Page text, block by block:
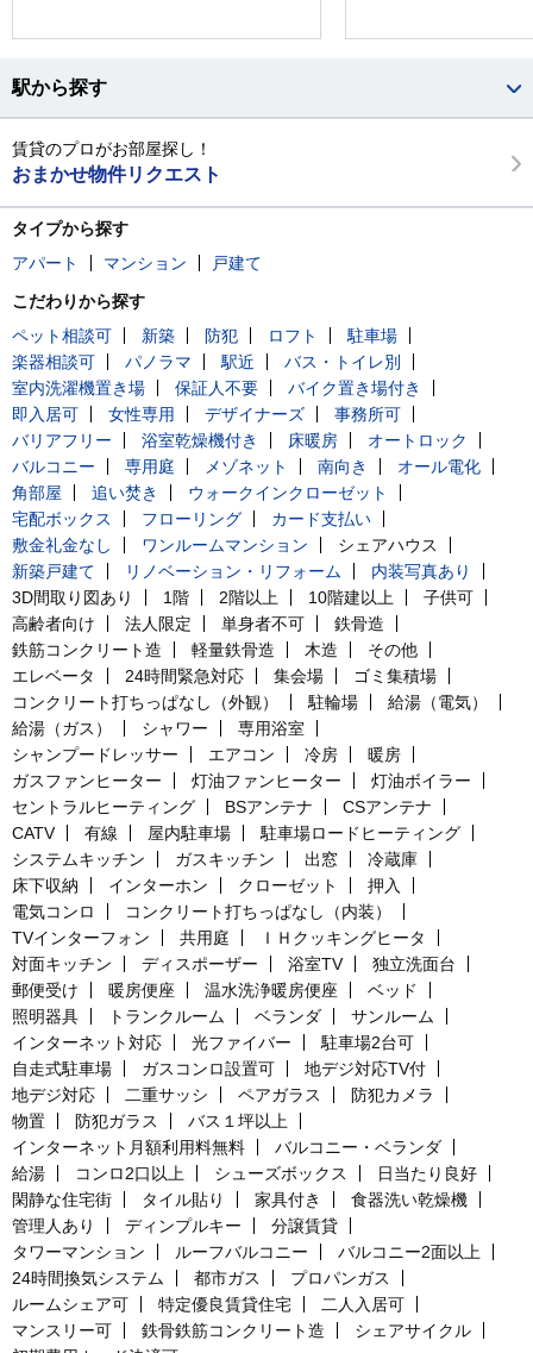
駅から探す
賃貸のプロがお部屋探し！
おまかせ物件リクエスト
タイプから探す
アパート
マンション
戸建て
こだわりから探す
ペット相談可
新築 防犯 ロフト
駐車場
楽器相談可
パノラマ 駅近
バス・トイレ別
室内洗濯機置き場
保証人不要
バイク置き場付き
即入居可
女性専用 デザイナーズ
事務所可
バリアフリー
浴室乾燥機付き 床暖房
オートロック
バルコニー
専用庭 メゾネット 南向き
オール電化
角部屋
追い焚き
ウォークインクローゼット
宅配ボックス
フローリング
カード支払い
敷金礼金なし
ワンルームマンション
シェアハウス
新築戸建て
リノベーション・リフォーム
内装写真あり
3D間取り図あり
1階 2階以上 10階建以上
子供可
高齢者向け
法人限定 単身者不可
鉄骨造
鉄筋コンクリート造
軽量鉄骨造 木造
その他
エレベータ
24時間緊急対応 集会場
ゴミ集積場
コンクリート打ちっぱなし（外観）
駐輪場
給湯（電気）
給湯（ガス）
シャワー
専用浴室
シャンプードレッサー
エアコン 冷房
暖房
ガスファンヒーター
灯油ファンヒーター
灯油ボイラー
セントラルヒーティング
BSアンテナ
CSアンテナ
CATV
有線 屋内駐車場
駐車場ロードヒーティング
システムキッチン
ガスキッチン 出窓
冷蔵庫
床下収納
インターホン クローゼット
押入
電気コンロ
コンクリート打ちっぱなし（内装）
TVインターフォン
共用庭
ＩＨクッキングヒータ
対面キッチン
ディスポーザー 浴室TV
独立洗面台
郵便受け
暖房便座 温水洗浄暖房便座
ベッド
照明器具
トランクルーム ベランダ
サンルーム
インターネット対応
光ファイバー
駐車場2台可
自走式駐車場
ガスコンロ設置可
地デジ対応TV付
地デジ対応
二重サッシ ペアガラス
防犯カメラ
物置
防犯ガラス
バス１坪以上
インターネット月額利用料無料
バルコニー・ベランダ
給湯
コンロ2口以上 シューズボックス
日当たり良好
閑静な住宅街
タイル貼り 家具付き
食器洗い乾燥機
管理人あり
ディンプルキー
分譲賃貸
タワーマンション
ルーフバルコニー
バルコニー2面以上
24時間換気システム
都市ガス
プロパンガス
ルームシェア可
特定優良賃貸住宅
二人入居可
マンスリー可
鉄骨鉄筋コンクリート造
シェアサイクル